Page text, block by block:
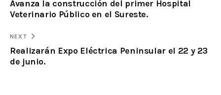
Avanza la construcción del primer Hospital
Veterinario Público en el Sureste.
NEXT
Realizarán Expo Eléctrica Peninsular el 22 y 23
de junio.